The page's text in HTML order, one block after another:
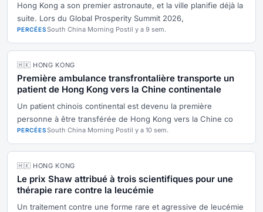
Hong Kong a son premier astronaute, et la ville planifie déjà la
suite. Lors du Global Prosperity Summit 2026,
PERCÉESSouth China Morning Postil y a 9 sem.
🇭🇰 HONG KONG
Première ambulance transfrontalière transporte un
patient de Hong Kong vers la Chine continentale
Un patient chinois continental est devenu la première
personne à être transférée de Hong Kong vers la Chine co
PERCÉESSouth China Morning Postil y a 10 sem.
🇭🇰 HONG KONG
Le prix Shaw attribué à trois scientifiques pour une
thérapie rare contre la leucémie
Un traitement contre une forme rare et agressive de leucémie